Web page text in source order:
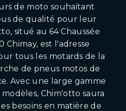
de moto souhaitant
de qualité pour leur
situé au 64 Chaussée
Chimay, est l'adresse
tous les motards de la
de pneus motos de
Avec une large gamme
Chim'otto saura
besoins en matière de